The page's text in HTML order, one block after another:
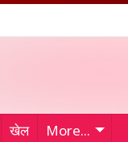
खेल More...